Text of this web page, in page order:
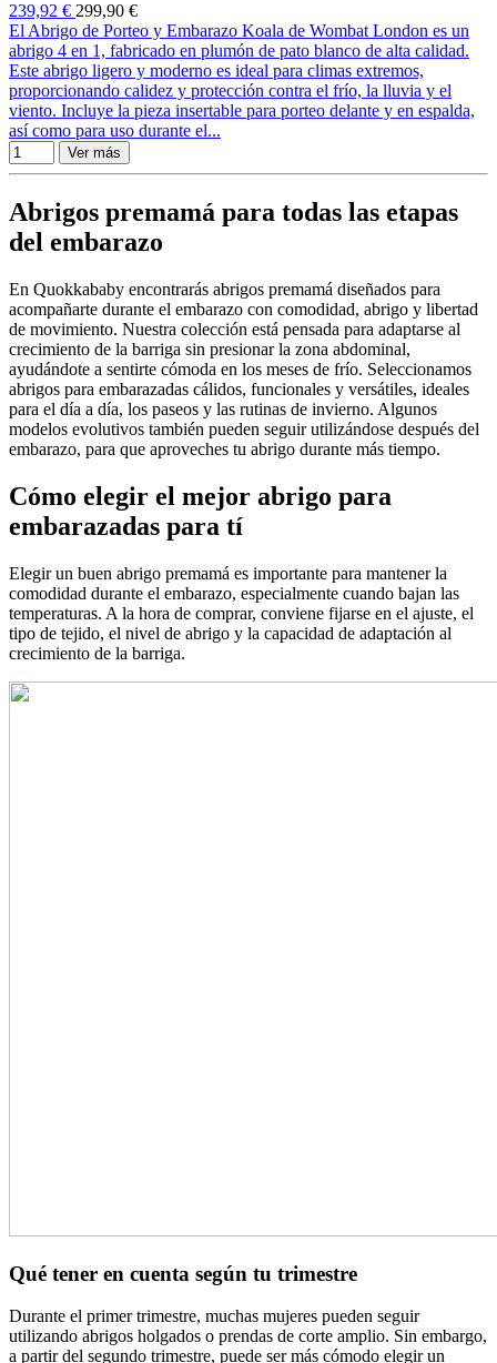
239,92 € 299,90 €
El Abrigo de Porteo y Embarazo Koala de Wombat London es un
abrigo 4 en 1, fabricado en plumón de pato blanco de alta calidad.
Este abrigo ligero y moderno es ideal para climas extremos,
proporcionando calidez y protección contra el frío, la lluvia y el
viento. Incluye la pieza insertable para porteo delante y en espalda,
así como para uso durante el...
Ver más
Abrigos premamá para todas las etapas
del embarazo
En Quokkababy encontrarás abrigos premamá diseñados para
acompañarte durante el embarazo con comodidad, abrigo y libertad
de movimiento. Nuestra colección está pensada para adaptarse al
crecimiento de la barriga sin presionar la zona abdominal,
ayudándote a sentirte cómoda en los meses de frío. Seleccionamos
abrigos para embarazadas cálidos, funcionales y versátiles, ideales
para el día a día, los paseos y las rutinas de invierno. Algunos
modelos evolutivos también pueden seguir utilizándose después del
embarazo, para que aproveches tu abrigo durante más tiempo.
Cómo elegir el mejor abrigo para
embarazadas para tí
Elegir un buen abrigo premamá es importante para mantener la
comodidad durante el embarazo, especialmente cuando bajan las
temperaturas. A la hora de comprar, conviene fijarse en el ajuste, el
tipo de tejido, el nivel de abrigo y la capacidad de adaptación al
crecimiento de la barriga.
Qué tener en cuenta según tu trimestre
Durante el primer trimestre, muchas mujeres pueden seguir
utilizando abrigos holgados o prendas de corte amplio. Sin embargo,
a partir del segundo trimestre, puede ser más cómodo elegir un